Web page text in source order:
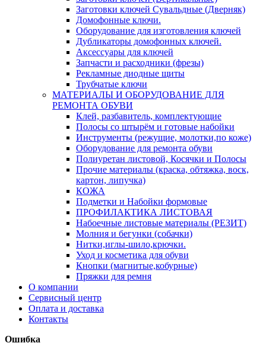
Заготовки ключей Сувальдные (Дверняк)
Домофонные ключи.
Оборудование для изготовления ключей
Дубликаторы домофонных ключей.
Аксессуары для ключей
Запчасти и расходники (фрезы)
Рекламные диодные щиты
Трубчатые ключи
МАТЕРИАЛЫ И ОБОРУДОВАНИЕ ДЛЯ
РЕМОНТА ОБУВИ
Клей, разбавитель, комплектующие
Полосы со штырём и готовые набойки
Инструменты (режущие, молотки,по коже)
Оборудование для ремонта обуви
Полиуретан листовой, Косячки и Полосы
Прочие материалы (краска, обтяжка, воск,
картон, липучка)
КОЖА
Подметки и Набойки формовые
ПРОФИЛАКТИКА ЛИСТОВАЯ
Набоечные листовые материалы (РЕЗИТ)
Молния и бегунки (собачки)
Нитки,иглы-шило,крючки.
Уход и косметика для обуви
Кнопки (магнитые,кобурные)
Пряжки для ремня
О компании
Сервисный центр
Оплата и доставка
Контакты
Ошибка